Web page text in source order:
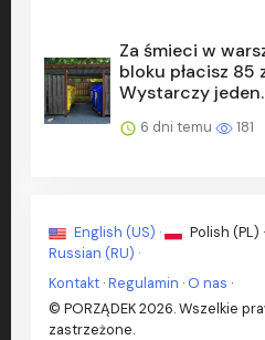
Za śmieci w
bloku płacisz 85
Wystarczy
6 dni temu 181
English (US) ·
Polish (PL)
Russian (RU) ·
Kontakt ·Regulamin · O nas ·
© PORZĄDEK 2026. Wszelkie
zastrzeżone.